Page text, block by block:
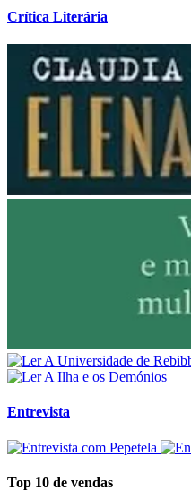
Crítica Literária
Entrevista
Top 10 de vendas